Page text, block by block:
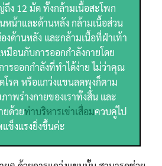
ถึง 12 มัด ทั้งกล้ามเนื้อสะโพก
หน้าและด้านหลัง กล้ามเนื้อส่วน
งด้านหลัง และกล้ามเนื้อที่ฝ่าเท้า
มือนกับการออกกำลังกายโดย
ารออกกำลังที่ทำได้ง่าย ไม่ว่าคุณ
โรค หรือแกว่งแขนลดพุงก็ตาม
าพร่างกายของเราทั้งสิ้น และ
ยด้วยท่าบริหารเข่าเสื่อมควบคู่ไป
ข็งแรงยิ่งขึ้นค่ะ